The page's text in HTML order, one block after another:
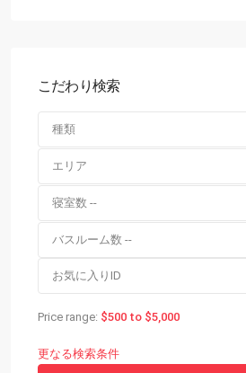
こだわり検索
種類
エリア
寝室数 --
バスルーム数 --
Price range: $500 to $5,000
更なる検索条件